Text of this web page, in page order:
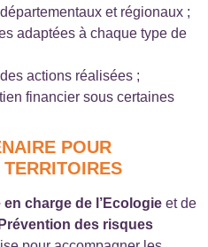
et régionaux ;
adaptées à chaque type de
actions réalisées ;
financier sous certaines
POUR
en charge de l’Ecologie et de
des risques